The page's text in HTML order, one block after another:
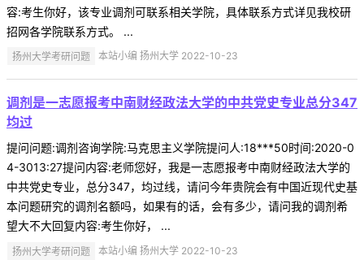
容:考生你好，该专业调剂可联系相关学院，具体联系方式详见我校研
招网各学院联系方式。 ...
扬州大学考研问题 本站小编 扬州大学 2022-10-23
调剂是一志愿报考中南财经政法大学的中共党史专业总分347
均过
提问问题:调剂咨询学院:马克思主义学院提问人:18***50时间:2020-0
4-3013:27提问内容:老师您好，我是一志愿报考中南财经政法大学的
中共党史专业，总分347，均过线，请问今年贵院会有中国近现代史基
本问题研究的调剂名额吗，如果有的话，会有多少，请问我的调剂希
望大不大回复内容:考生你好， ...
扬州大学考研问题 本站小编 扬州大学 2022-10-23